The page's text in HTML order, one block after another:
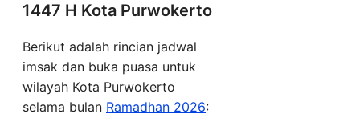
1447 H Kota Purwokerto
Berikut adalah rincian jadwal
imsak dan buka puasa untuk
wilayah Kota Purwokerto
selama bulan Ramadhan 2026: